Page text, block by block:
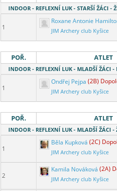
INDOOR - REFLEXNÍ LUK - STARŠÍ ŽÁCI -
1
Roxane Antonie
JIM Archery club Kyšice
POŘ. ATLET
INDOOR - REFLEXNÍ LUK - MLADŠÍ ŽÁCI
1
Ondřej Pejpa (2B)
JIM Archery club Kyšice
POŘ. ATLET
INDOOR - REFLEXNÍ LUK - MLADŠÍ ŽÁCI -
1
Běla Kupková (2C)
JIM Archery club Kyšice
2
Kamila Nováková (2A)
JIM Archery club Kyšice